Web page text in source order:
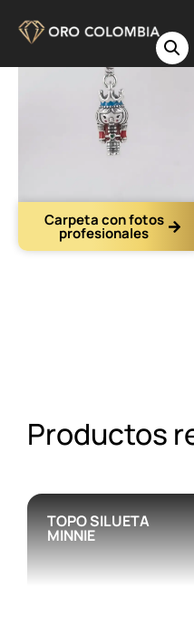
Carpeta con fotos
profesionales
Productos
TOPO SILUETA
MINNIE